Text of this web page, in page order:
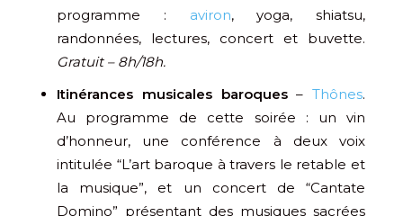
programme : aviron, yoga, shiatsu,
randonnées, lectures, concert et buvette.
Gratuit – 8h/18h.
Itinérances musicales baroques– Thônes.
Au programme de cette soirée : un vin
d’honneur, une conférence à deux voix
intitulée “L’art baroque à travers le retable et
la musique”, et un concert de “Cantate
Domino” présentant des musiques sacrées